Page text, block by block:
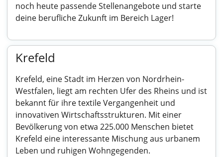
noch heute passende Stellenangebote und starte
deine berufliche Zukunft im Bereich Lager!
Krefeld
Krefeld, eine Stadt im Herzen von Nordrhein-
Westfalen, liegt am rechten Ufer des Rheins und ist
bekannt für ihre textile Vergangenheit und
innovativen Wirtschaftsstrukturen. Mit einer
Bevölkerung von etwa 225.000 Menschen bietet
Krefeld eine interessante Mischung aus urbanem
Leben und ruhigen Wohngegenden.